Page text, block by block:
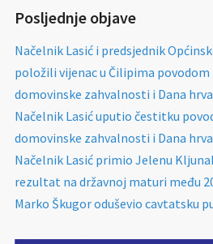
Posljednje objave
Načelnik Lasić i predsjednik
položili vijenac u Čilipima povodom
domovinske zahvalnosti i Dana
Načelnik Lasić uputio čestitku
domovinske zahvalnosti i Dana
Načelnik Lasić primio Jelenu
rezultat na državnoj maturi među
Marko Škugor oduševio cavtatsku